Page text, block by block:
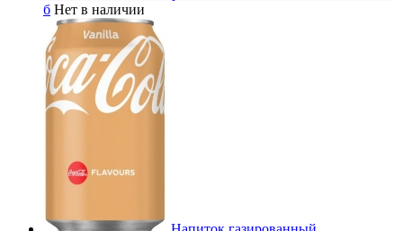
б Нет в наличии